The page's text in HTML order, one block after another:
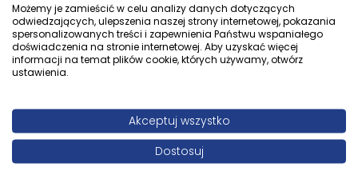
Opinie klientów
Napisz własną recenzję
Oltens Superior brodzik 100x80 cm
Możemy je zamieścić w celu analizy danych dotyczących
odwiedzających, ulepszenia naszej strony internetowej, pokazania
spersonalizowanych treści i zapewnienia Państwu wspaniałego
doświadczenia na stronie internetowej. Aby uzyskać więcej
informacji na temat plików cookie, których używamy, otwórz
ustawienia.
Akceptuj wszystko
Dostosuj